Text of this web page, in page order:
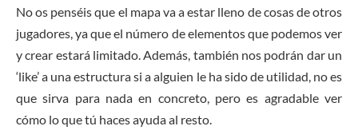
No os penséis que el mapa va a estar lleno de cosas de otros
jugadores, ya que el número de elementos que podemos ver
y crear estará limitado. Además, también nos podrán dar un
‘like’ a una estructura si a alguien le ha sido de utilidad, no es
que sirva para nada en concreto, pero es agradable ver
cómo lo que tú haces ayuda al resto.